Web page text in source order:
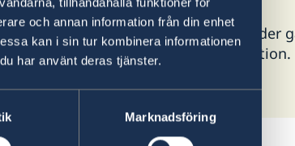
och annan information från din enhet
kan i sin tur kombinera informationen
har använt deras tjänster.
Marknadsföring
gäller för alla länder. I vissa länder
ansvarig ambassad för mer information.